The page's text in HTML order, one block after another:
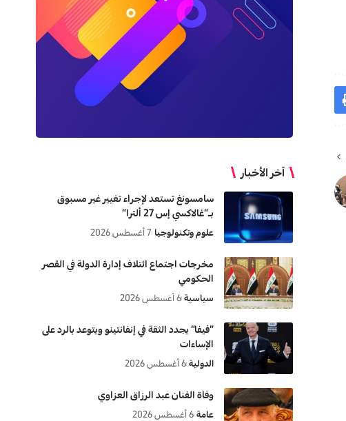
آخر الأخبار
سامسونغ تستعد لإجراء تغيير غير مسبوق
بـ”غالاكسي إس 27 ألترا”
علوم وتكنولوجيا 7 أغسطس 2026
مخرجات اجتماع ائتلاف إدارة الدولة في القصر
الحكومي
سياسية 6 أغسطس 2026
“فيفا” يجدد الثقة في إنفانتينو ويتوعد بالرد على
الإساءات
الدولية 6 أغسطس 2026
وفاة الفنان عبد الرزاق العزاوي
عامة 6 أغسطس 2026